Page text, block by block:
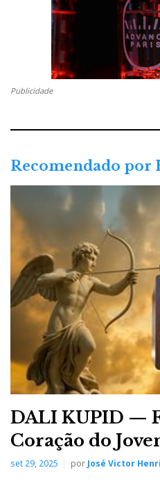
Publicidade
Recomendado por
DALI KUPID —
Coração do
set 29, 2025 porJosé Victor